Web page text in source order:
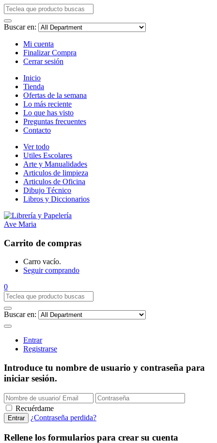
Buscar en:
Mi cuenta
Finalizar Compra
Cerrar sesión
Inicio
Tienda
Ofertas de la semana
Lo más reciente
Lo que has visto
Preguntas frecuentes
Contacto
Ver todo
Utiles Escolares
Arte y Manualidades
Articulos de limpieza
Articulos de Oficina
Dibujo Técnico
Libros y Diccionarios
Carrito de compras
Carro vacío.
Seguir comprando
0
Buscar en:
Entrar
Registrarse
Introduce tu nombre de usuario y contraseña para
iniciar sesión.
Recuérdame
¿Contraseña perdida?
Rellene los formularios para crear su cuenta